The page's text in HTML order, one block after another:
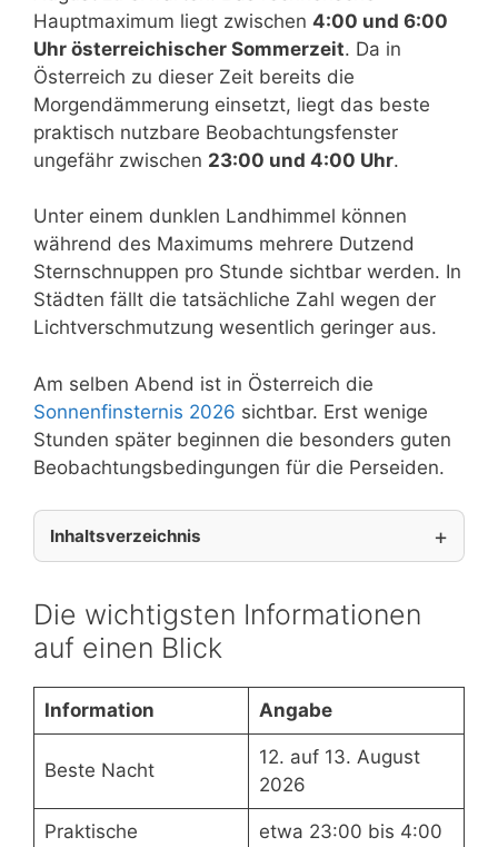
Hauptmaximum liegt zwischen 4:00 und 6:00
Uhr österreichischer Sommerzeit. Da in
Österreich zu dieser Zeit bereits die
Morgendämmerung einsetzt, liegt das beste
praktisch nutzbare Beobachtungsfenster
ungefähr zwischen 23:00 und 4:00 Uhr.
Unter einem dunklen Landhimmel können
während des Maximums mehrere Dutzend
Sternschnuppen pro Stunde sichtbar werden. In
Städten fällt die tatsächliche Zahl wegen der
Lichtverschmutzung wesentlich geringer aus.
Am selben Abend ist in Österreich die
Sonnenfinsternis 2026 sichtbar. Erst wenige
Stunden später beginnen die besonders guten
Beobachtungsbedingungen für die Perseiden.
Inhaltsverzeichnis
Die wichtigsten Informationen
auf einen Blick
Information Angabe
Beste Nacht
12. auf 13. August
2026
Praktische
etwa 23:00 bis 4:00